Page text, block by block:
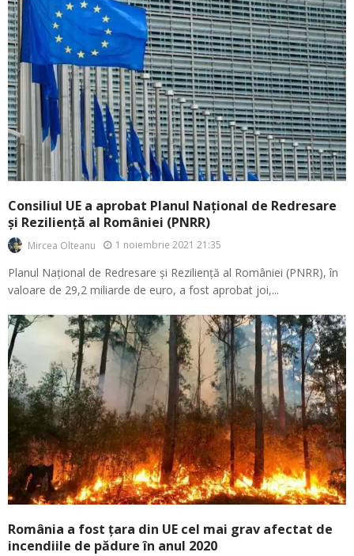
Consiliul UE a aprobat Planul Național de Redresare
și Reziliență al României (PNRR)
Mircea Olteanu 1 noiembrie 2021 21:35
Planul Național de Redresare și Reziliență al României (PNRR), în
valoare de 29,2 miliarde de euro, a fost aprobat joi,...
România a fost țara din UE cel mai grav afectat de
incendiile de pădure în anul 2020